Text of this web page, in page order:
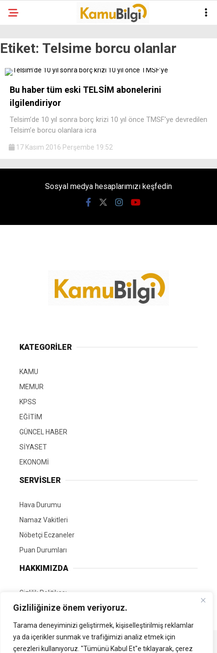
Gizliliğinize önem veriyoruz.
Tarama deneyiminizi geliştirmek, kişiselleştirilmiş reklamlar
ya da içerikler sunmak ve trafiğimizi analiz etmek için
çerezleri kullanıyoruz. "Tümünü Kabul Et"e tıklayarak, çerez
Etiket: Telsime borcu olanlar
Bu haber tüm eski TELSİM abonelerini
ilgilendiriyor
Telsim’de 10 yıl sonra borç krizi 10 yıl önce TMSF’ye devredilen
Telsim’e borcu olanlara icra
17 Kasım 2016 Perşembe 19:52
Sosyal medya hesaplarımızı keşfedin
KATEGORİLER
KAMU
MEMUR
KPSS
EĞİTİM
GÜNCEL HABER
SİYASET
EKONOMİ
SERVİSLER
Hava Durumu
Namaz Vakitleri
Nöbetçi Eczaneler
Puan Durumları
HAKKIMIZDA
Gizlilik Politikası
GÖNÜLLÜ EDİTÖRÜMÜZ OL
Tüm Hakları Saklıdır. | Kamubilgi.com | 2026